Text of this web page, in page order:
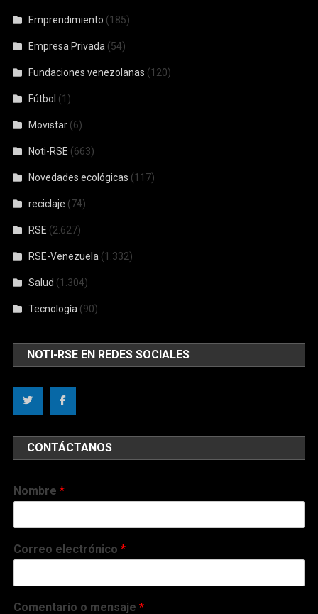
Emprendimiento (185)
Empresa Privada (54)
Fundaciones venezolanas (120)
Fútbol (1)
Movistar (6)
Noti-RSE (663)
Novedades ecológicas (117)
reciclaje (74)
RSE (2.627)
RSE-Venezuela (1.332)
Salud (1.304)
Tecnología (90)
NOTI-RSE EN REDES SOCIALES
CONTÁCTANOS
Nombre*
Correo electrónico*
Comentario o mensaje*